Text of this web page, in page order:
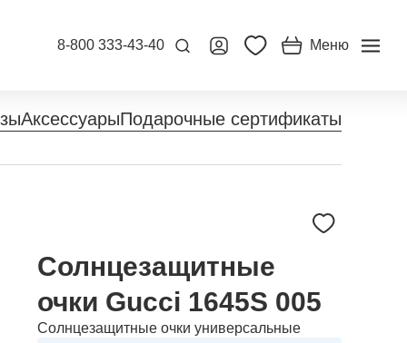
8-800 333-43-40 Меню
АксессуарыПодарочные сертификаты
Солнцезащитные
очки Gucci 1645S 005
Солнцезащитные очки универсальные